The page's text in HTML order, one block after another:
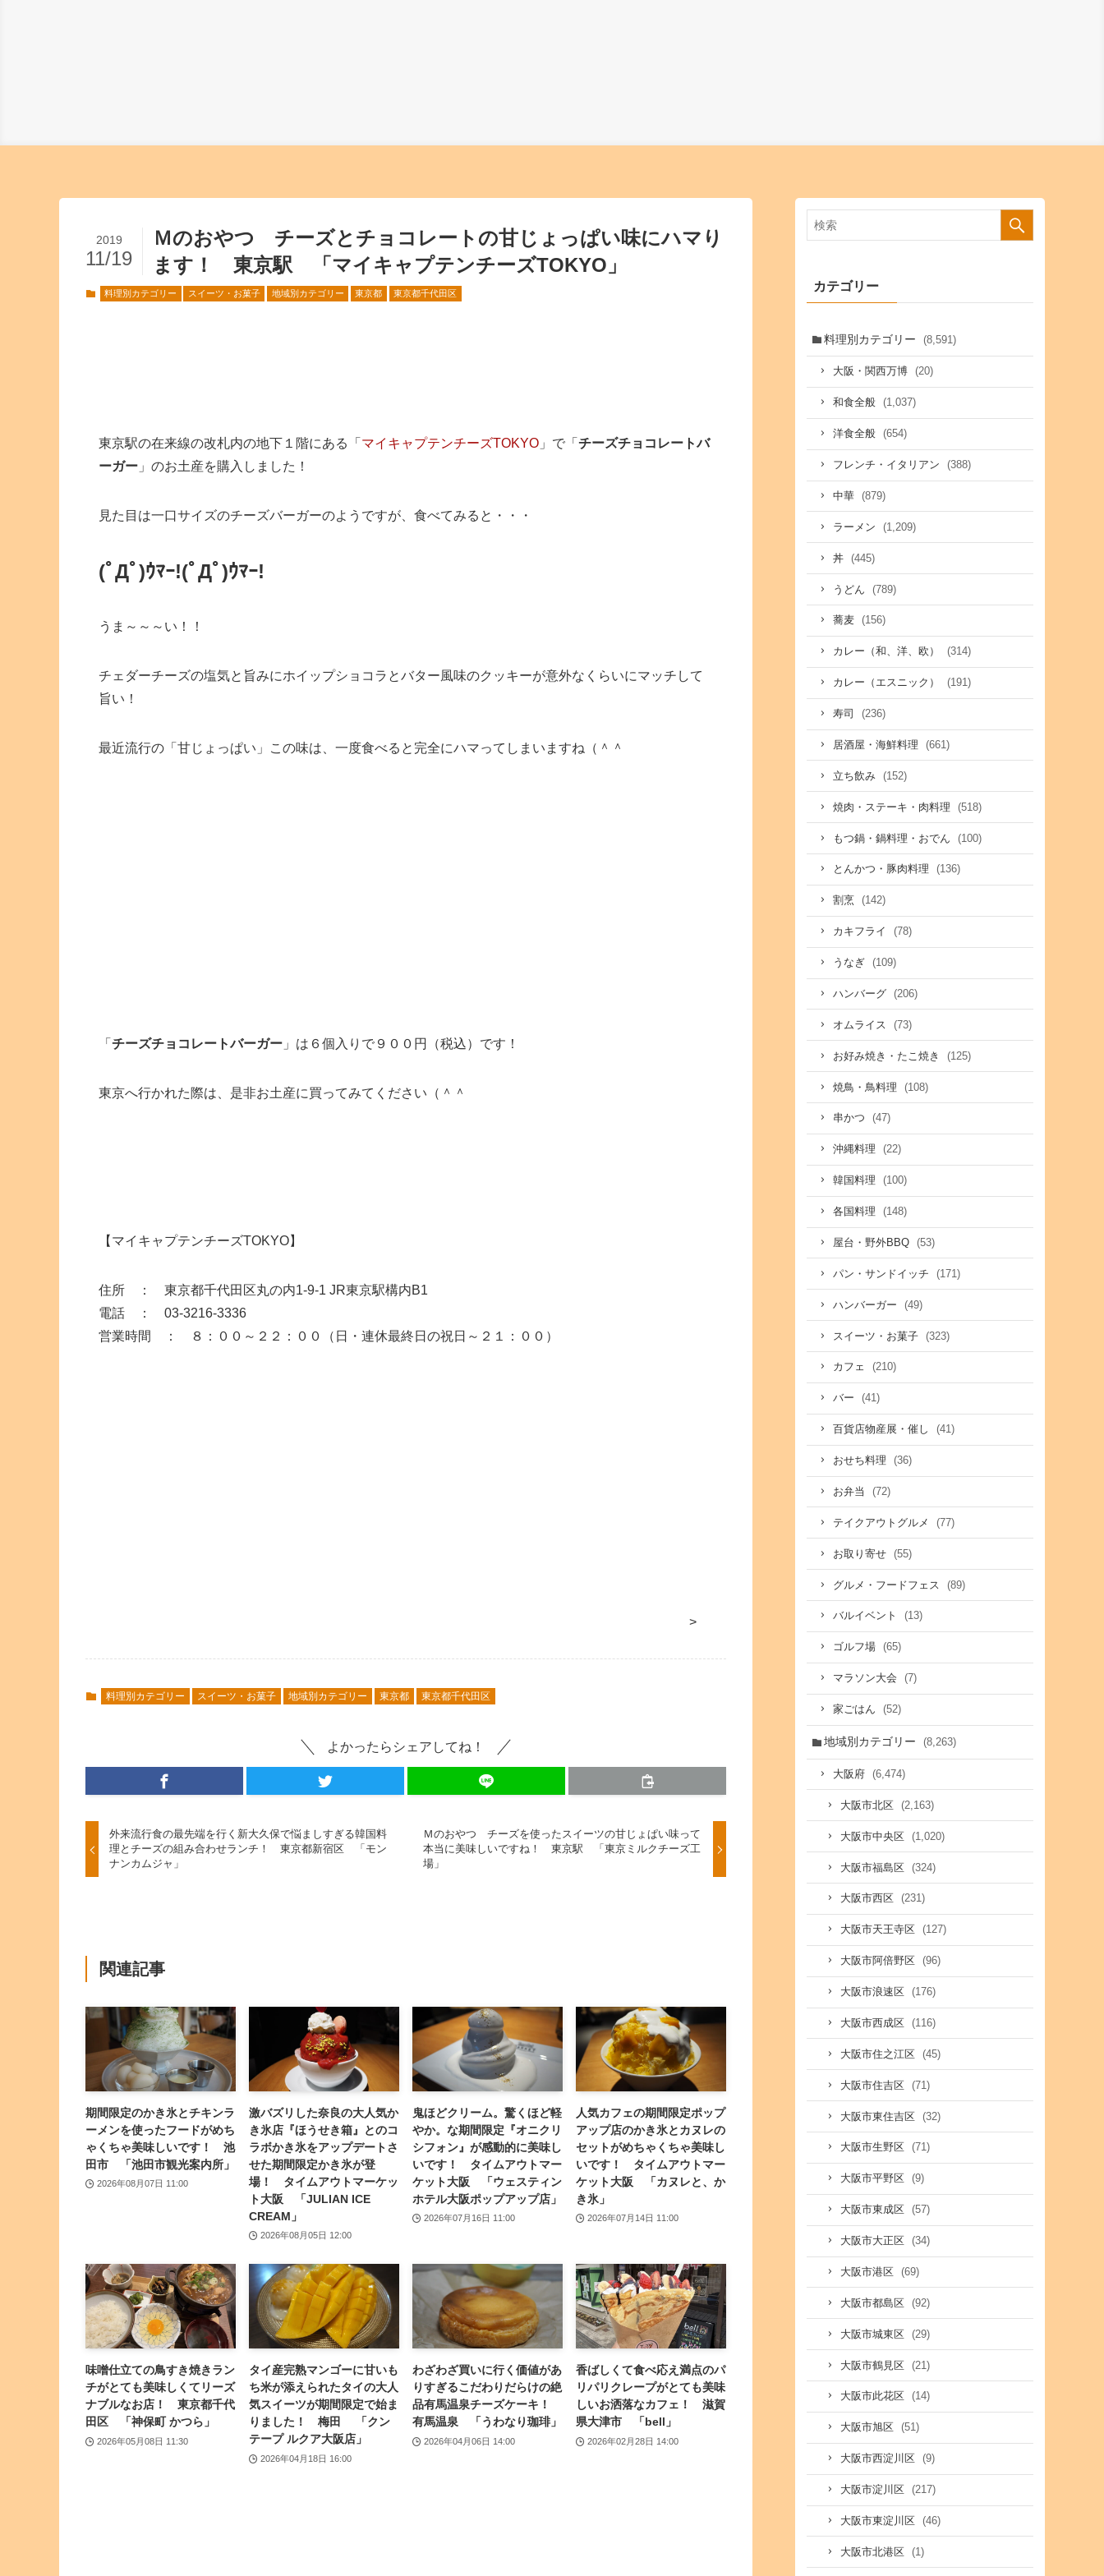
Ｍのおやつ チーズとチョコレートの甘じょっぱい味にハマり
ます！ 東京駅 「マイキャプテンチーズTOKYO」
2019
11/19
料理別カテゴリー スイーツ・お菓子 地域別カテゴリー 東京都 東京都千代田区
東京駅の在来線の改札内の地下１階にある「 マイキャプテンチーズTOKYO 」で「 チーズチョコレートバ
ーガー 」のお土産を購入しました！
見た目は一口サイズのチーズバーガーのようですが、食べてみると・・・
(ﾟДﾟ)ｳﾏｰ!(ﾟДﾟ)ｳﾏｰ!
うま～～～い！！
チェダーチーズの塩気と旨みにホイップショコラとバター風味のクッキーが意外なくらいにマッチして
旨い！
最近流行の「甘じょっぱい」この味は、一度食べると完全にハマってしまいますね（＾＾
「 チーズチョコレートバーガー 」は６個入りで９００円（税込）です！
東京へ行かれた際は、是非お土産に買ってみてください（＾＾
【マイキャプテンチーズTOKYO】
住所 ： 東京都千代田区丸の内1-9-1 JR東京駅構内B1
電話 ： 03-3216-3336
営業時間 ： ８：００～２２：００（日・連休最終日の祝日～２１：００）
>
料理別カテゴリー スイーツ・お菓子 地域別カテゴリー 東京都 東京都千代田区
よかったらシェアしてね！
外来流行食の最先端を行く新大久保で悩ましすぎる韓国料
理とチーズの組み合わせランチ！ 東京都新宿区 「モン
ナンカムジャ」
Ｍのおやつ チーズを使ったスイーツの甘じょぱい味って
本当に美味しいですね！ 東京駅 「東京ミルクチーズ工
場」
関連記事
期間限定のかき氷とチキンラ
ーメンを使ったフードがめち
ゃくちゃ美味しいです！ 池
田市 「池田市観光案内所」
2026年08月07日 11:00
激バズリした奈良の大人気か
き氷店『ほうせき箱』とのコ
ラボかき氷をアップデートさ
せた期間限定かき氷が登
場！ タイムアウトマーケッ
ト大阪 「JULIAN ICE
CREAM」
2026年08月05日 12:00
鬼ほどクリーム。驚くほど軽
やか。な期間限定『オニクリ
シフォン』が感動的に美味し
いです！ タイムアウトマー
ケット大阪 「ウェスティン
ホテル大阪ポップアップ店」
2026年07月16日 11:00
人気カフェの期間限定ポップ
アップ店のかき氷とカヌレの
セットがめちゃくちゃ美味し
いです！ タイムアウトマー
ケット大阪 「カヌレと、か
き氷」
2026年07月14日 11:00
味噌仕立ての鳥すき焼きラン
チがとても美味しくてリーズ
ナブルなお店！ 東京都千代
田区 「神保町 かつら」
2026年05月08日 11:30
タイ産完熟マンゴーに甘いも
ち米が添えられたタイの大人
気スイーツが期間限定で始ま
りました！ 梅田 「クン
テープ ルクア大阪店」
2026年04月18日 16:00
わざわざ買いに行く価値があ
りすぎるこだわりだらけの絶
品有馬温泉チーズケーキ！
有馬温泉 「うわなり珈琲」
2026年04月06日 14:00
香ばしくて食べ応え満点のパ
リパリクレープがとても美味
しいお洒落なカフェ！ 滋賀
県大津市 「bell」
2026年02月28日 14:00
カテゴリー
料理別カテゴリー (8,591)
大阪・関西万博 (20)
和食全般 (1,037)
洋食全般 (654)
フレンチ・イタリアン (388)
中華 (879)
ラーメン (1,209)
丼 (445)
うどん (789)
蕎麦 (156)
カレー（和、洋、欧） (314)
カレー（エスニック） (191)
寿司 (236)
居酒屋・海鮮料理 (661)
立ち飲み (152)
焼肉・ステーキ・肉料理 (518)
もつ鍋・鍋料理・おでん (100)
とんかつ・豚肉料理 (136)
割烹 (142)
カキフライ (78)
うなぎ (109)
ハンバーグ (206)
オムライス (73)
お好み焼き・たこ焼き (125)
焼鳥・鳥料理 (108)
串かつ (47)
沖縄料理 (22)
韓国料理 (100)
各国料理 (148)
屋台・野外BBQ (53)
パン・サンドイッチ (171)
ハンバーガー (49)
スイーツ・お菓子 (323)
カフェ (210)
バー (41)
百貨店物産展・催し (41)
おせち料理 (36)
お弁当 (72)
テイクアウトグルメ (77)
お取り寄せ (55)
グルメ・フードフェス (89)
バルイベント (13)
ゴルフ場 (65)
マラソン大会 (7)
家ごはん (52)
地域別カテゴリー (8,263)
大阪府 (6,474)
大阪市北区 (2,163)
大阪市中央区 (1,020)
大阪市福島区 (324)
大阪市西区 (231)
大阪市天王寺区 (127)
大阪市阿倍野区 (96)
大阪市浪速区 (176)
大阪市西成区 (116)
大阪市住之江区 (45)
大阪市住吉区 (71)
大阪市東住吉区 (32)
大阪市生野区 (71)
大阪市平野区 (9)
大阪市東成区 (57)
大阪市大正区 (34)
大阪市港区 (69)
大阪市都島区 (92)
大阪市城東区 (29)
大阪市鶴見区 (21)
大阪市此花区 (14)
大阪市旭区 (51)
大阪市西淀川区 (9)
大阪市淀川区 (217)
大阪市東淀川区 (46)
大阪市北港区 (1)